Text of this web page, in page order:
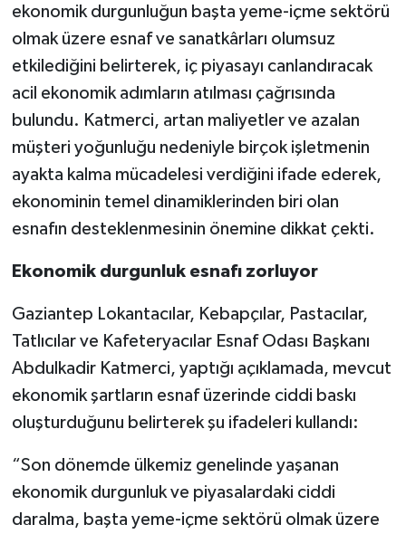
ekonomik durgunluğun başta yeme-içme sektörü
olmak üzere esnaf ve sanatkârları olumsuz
etkilediğini belirterek, iç piyasayı canlandıracak
acil ekonomik adımların atılması çağrısında
bulundu. Katmerci, artan maliyetler ve azalan
müşteri yoğunluğu nedeniyle birçok işletmenin
ayakta kalma mücadelesi verdiğini ifade ederek,
ekonominin temel dinamiklerinden biri olan
esnafın desteklenmesinin önemine dikkat çekti.
Ekonomik durgunluk esnafı zorluyor
Gaziantep Lokantacılar, Kebapçılar, Pastacılar,
Tatlıcılar ve Kafeteryacılar Esnaf Odası Başkanı
Abdulkadir Katmerci, yaptığı açıklamada, mevcut
ekonomik şartların esnaf üzerinde ciddi baskı
oluşturduğunu belirterek şu ifadeleri kullandı:
“Son dönemde ülkemiz genelinde yaşanan
ekonomik durgunluk ve piyasalardaki ciddi
daralma, başta yeme-içme sektörü olmak üzere
Video Haber
Yaşam
Yeme-İçme
Yemek